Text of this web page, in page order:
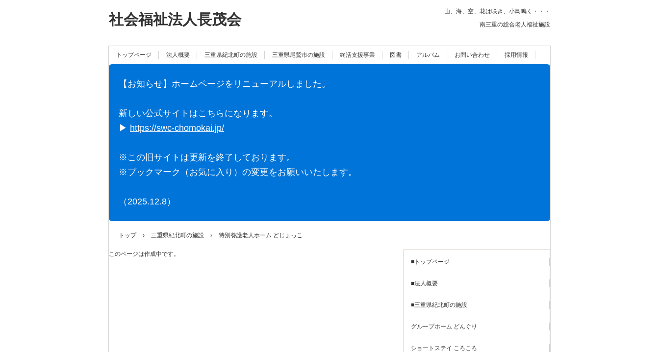
社会福祉法人長茂会
山、海、空、花は咲き、小鳥鳴く・・・
南三重の総合老人福祉施設
トップページ 法人概要 三重県紀北町の施設 三重県尾鷲市の施設 終活支援事業 図書 アルバム お問い合わせ 採用情報
【お知らせ】ホームページをリニューアルしました。
新しい公式サイトはこちらになります。
▶ https://swc-chomokai.jp/
※この旧サイトは更新を終了しております。
※ブックマーク（お気に入り）の変更をお願いいたします。
（2025.12.8）
トップ › 三重県紀北町の施設 › 特別養護老人ホーム どじょっこ
このページは作成中です。
■トップページ
■法人概要
■三重県紀北町の施設
グループホーム どんぐり
ショートステイ ころころ